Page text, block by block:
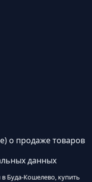
о продаже товаров
данных
Буда-Кошелево, купить